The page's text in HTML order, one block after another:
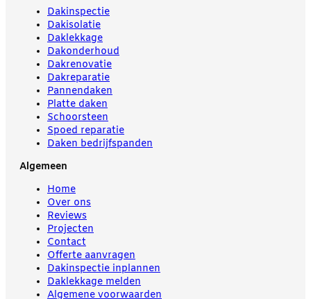
Dakinspectie
Dakisolatie
Daklekkage
Dakonderhoud
Dakrenovatie
Dakreparatie
Pannendaken
Platte daken
Schoorsteen
Spoed reparatie
Daken bedrijfspanden
Algemeen
Home
Over ons
Reviews
Projecten
Contact
Offerte aanvragen
Dakinspectie inplannen
Daklekkage melden
Algemene voorwaarden